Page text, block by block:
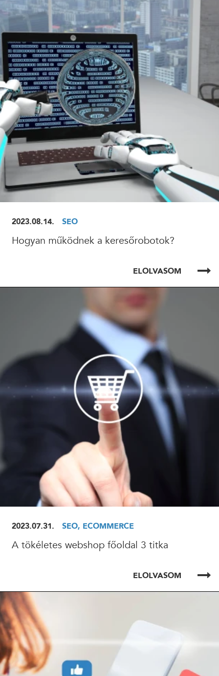
ELOLVASOM
2023.08.14. SEO
Hogyan működnek a keresőrobotok?
ELOLVASOM
ELOLVASOM
2023.07.31. SEO, ECOMMERCE
A tökéletes webshop főoldal 3 titka
ELOLVASOM